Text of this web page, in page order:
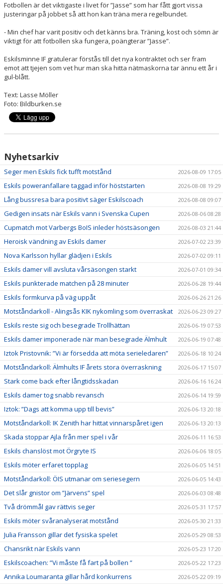
Fotbollen är det viktigaste i livet för ”Jasse” som har fått gjort vissa
justeringar på jobbet så att hon kan träna mera regelbundet.
- Min chef har varit positiv och det känns bra. Träning, kost och sömn är
viktigt för att fotbollen ska fungera, poängterar ”Jasse”.
Eskilsminne IF gratulerar förstås till det nya kontraktet och ser fram
emot att tjejen som vet hur man ska hitta nätmaskorna tar ännu ett år i
gul-blått.
Text: Lasse Möller
Foto: Bildburken.se
Nyhetsarkiv
Seger men Eskils fick tufft motstånd 2026-08-09 17:05
Eskils poweranfallare taggad inför höststarten 2026-08-08 19:29
Lång bussresa bara positivt säger Eskilscoach 2026-08-08 09:07
Gedigen insats när Eskils vann i Svenska Cupen 2026-08-06 08:28
Cupmatch mot Varbergs BoIS inleder höstsäsongen 2026-08-03 21:44
Heroisk vändning av Eskils damer 2026-07-02 23:39
Nova Karlsson hyllar glädjen i Eskils 2026-07-02 09:11
Eskils damer vill avsluta vårsäsongen starkt 2026-07-01 09:34
Eskils punkterade matchen på 28 minuter 2026-06-28 19:44
Eskils formkurva på väg uppåt 2026-06-26 21:26
Motståndarkoll - Alingsås KIK nykomling som överraskat 2026-06-23 09:27
Eskils reste sig och besegrade Trollhättan 2026-06-19 07:53
Eskils damer imponerade när man besegrade Älmhult 2026-06-19 07:48
Iztok Pristovnik: ”Vi är försedda att möta serieledaren” 2026-06-18 10:24
Motståndarkoll: Älmhults IF årets stora överraskning 2026-06-17 15:07
Stark come back efter långtidsskadan 2026-06-16 16:24
Eskils damer tog snabb revansch 2026-06-14 19:59
Iztok: ”Dags att komma upp till bevis” 2026-06-13 20:18
Motståndarkoll: IK Zenith har hittat vinnarspåret igen 2026-06-13 20:13
Skada stoppar Ajla från mer spel i vår 2026-06-11 16:53
Eskils chanslöst mot Örgryte IS 2026-06-06 18:05
Eskils möter erfaret topplag 2026-06-05 14:51
Motståndarkoll: ÖIS utmanar om seriesegern 2026-06-05 14:43
Det slår gnistor om ”Järvens” spel 2026-06-03 08:48
Två drömmål gav rättvis seger 2026-05-31 17:57
Eskils möter svåranalyserat motstånd 2026-05-30 21:33
Julia Fransson gillar det fysiska spelet 2026-05-29 08:53
Chansrikt när Eskils vann 2026-05-23 17:20
Eskilscoachen: ”Vi måste få fart på bollen ” 2026-05-22 17:23
Annika Loumaranta gillar hård konkurrens 2026-05-22 09:19